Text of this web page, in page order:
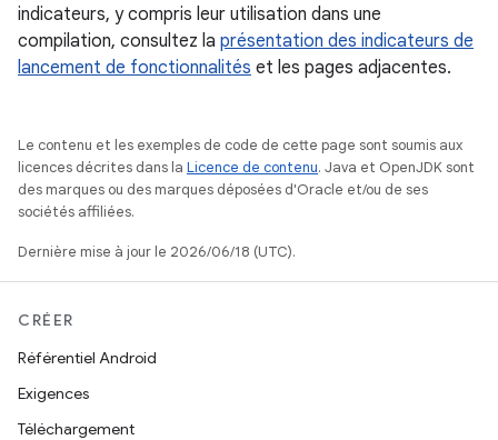
indicateurs, y compris leur utilisation dans une
compilation, consultez la présentation des indicateurs de
lancement de fonctionnalités et les pages adjacentes.
Le contenu et les exemples de code de cette page sont soumis aux
licences décrites dans la Licence de contenu. Java et OpenJDK sont
des marques ou des marques déposées d'Oracle et/ou de ses
sociétés affiliées.
Dernière mise à jour le 2026/06/18 (UTC).
CRÉER
Référentiel Android
Exigences
Téléchargement